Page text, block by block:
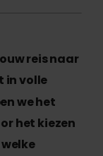
reis naar
in volle
we het
het kiezen